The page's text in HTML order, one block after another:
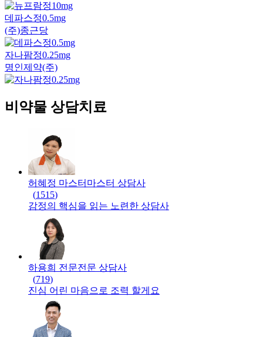
데파스정0.5mg
(주)종근당
자나팜정0.25mg
명인제약(주)
비약물 상담치료
허혜정 마스터 마스터 상담사
(1515)
감정의 핵심을 읽는 노련한 상담사
하용희 전문전문 상담사
(719)
진심 어린 마음으로 조력 할게요